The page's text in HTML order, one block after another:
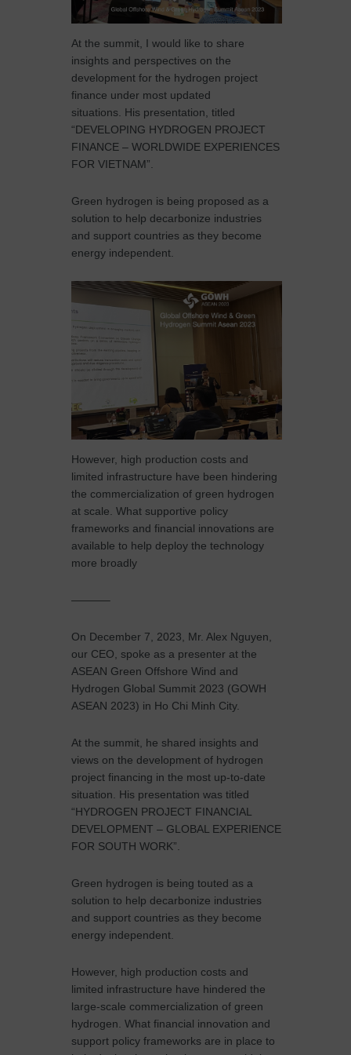
At the summit, I would like to share
insights and perspectives on the
development for the hydrogen project
finance under most updated
situations. His presentation, titled
“DEVELOPING HYDROGEN PROJECT
FINANCE – WORLDWIDE EXPERIENCES
FOR VIETNAM”.
Green hydrogen is being proposed as a
solution to help decarbonize industries
and support countries as they become
energy independent.
However, high production costs and
limited infrastructure have been hindering
the commercialization of green hydrogen
at scale. What supportive policy
frameworks and financial innovations are
available to help deploy the technology
more broadly
———–
On December 7, 2023, Mr. Alex Nguyen,
our CEO, spoke as a presenter at the
ASEAN Green Offshore Wind and
Hydrogen Global Summit 2023 (GOWH
ASEAN 2023) in Ho Chi Minh City.
At the summit, he shared insights and
views on the development of hydrogen
project financing in the most up-to-date
situation. His presentation was titled
“HYDROGEN PROJECT FINANCIAL
DEVELOPMENT – GLOBAL EXPERIENCE
FOR SOUTH WORK”.
Green hydrogen is being touted as a
solution to help decarbonize industries
and support countries as they become
energy independent.
However, high production costs and
limited infrastructure have hindered the
large-scale commercialization of green
hydrogen. What financial innovation and
support policy frameworks are in place to